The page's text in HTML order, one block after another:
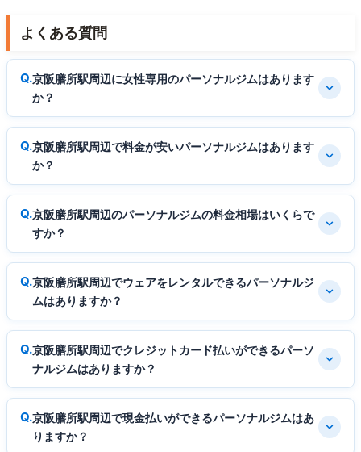
よくある質問
京阪膳所駅周辺に女性専用のパーソナルジムはあります
か？
京阪膳所駅周辺で料金が安いパーソナルジムはあります
か？
京阪膳所駅周辺のパーソナルジムの料金相場はいくらで
すか？
京阪膳所駅周辺でウェアをレンタルできるパーソナルジ
ムはありますか？
京阪膳所駅周辺でクレジットカード払いができるパーソ
ナルジムはありますか？
京阪膳所駅周辺で現金払いができるパーソナルジムはあ
りますか？